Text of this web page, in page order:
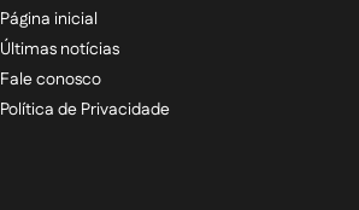
Página inicial
Últimas notícias
Fale conosco
Política de Privacidade